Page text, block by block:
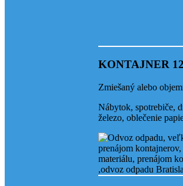
KONTAJNER
Zmiešaný alebo
Nábytok, spotrebiče,
železo, oblečenie